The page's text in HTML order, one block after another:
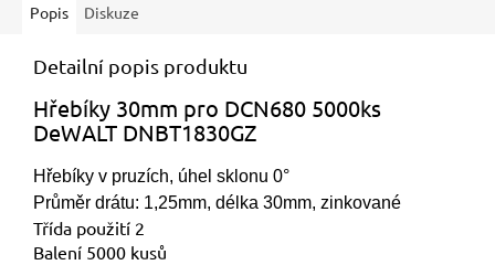
Popis Diskuze
Detailní popis produktu
Hřebíky 30mm pro DCN680 5000ks
DeWALT DNBT1830GZ
Hřebíky v pruzích, úhel sklonu 0°
Průměr drátu: 1,25mm, délka 30mm, zinkované
Třída použití 2
Balení 5000 kusů